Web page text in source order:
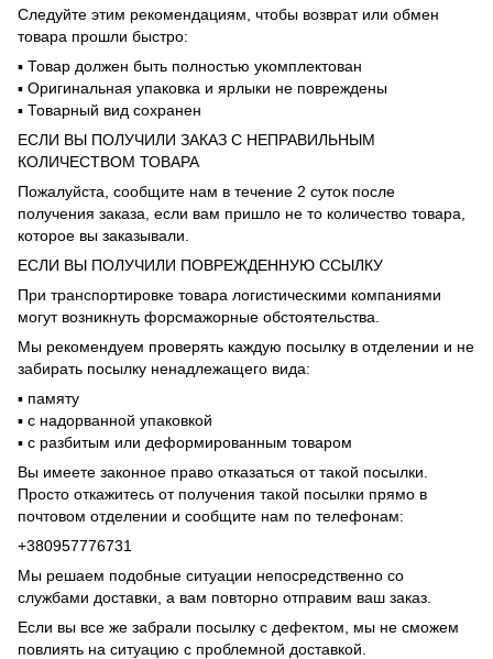
Следуйте этим рекомендациям, чтобы возврат или обмен
товара прошли быстро:
▪️ Товар должен быть полностью укомплектован
▪️ Оригинальная упаковка и ярлыки не повреждены
▪️ Товарный вид сохранен
ЕСЛИ ВЫ ПОЛУЧИЛИ ЗАКАЗ С НЕПРАВИЛЬНЫМ
КОЛИЧЕСТВОМ ТОВАРА
Пожалуйста, сообщите нам в течение 2 суток после
получения заказа, если вам пришло не то количество товара,
которое вы заказывали.
ЕСЛИ ВЫ ПОЛУЧИЛИ ПОВРЕЖДЕННУЮ ССЫЛКУ
При транспортировке товара логистическими компаниями
могут возникнуть форсмажорные обстоятельства.
Мы рекомендуем проверять каждую посылку в отделении и не
забирать посылку ненадлежащего вида:
▪️ памяту
▪️ с надорванной упаковкой
▪️ с разбитым или деформированным товаром
Вы имеете законное право отказаться от такой посылки.
Просто откажитесь от получения такой посылки прямо в
почтовом отделении и сообщите нам по телефонам:
+380957776731
Мы решаем подобные ситуации непосредственно со
службами доставки, а вам повторно отправим ваш заказ.
Если вы все же забрали посылку с дефектом, мы не сможем
повлиять на ситуацию с проблемной доставкой.